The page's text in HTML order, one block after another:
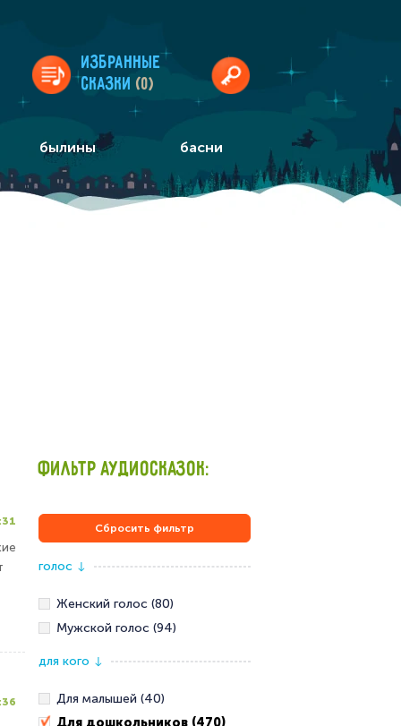
Избранные
сказки (0)
былины басни
ФИЛЬТР АУДИОСКАЗОК:
Сбросить фильтр
голос ↓
Женский голос (80)
Мужской голос (94)
для кого ↓
Для малышей (40)
Для дошкольников (470)